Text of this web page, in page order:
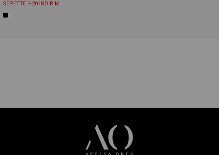
SEPETTE %20 İNDİRİM